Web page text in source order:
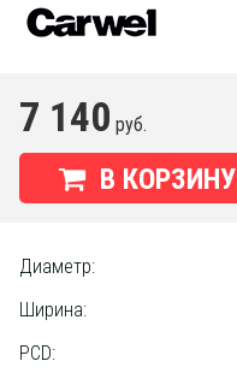
7 140 руб.
В КОРЗИНУ
Диаметр:
Ширина:
PCD: